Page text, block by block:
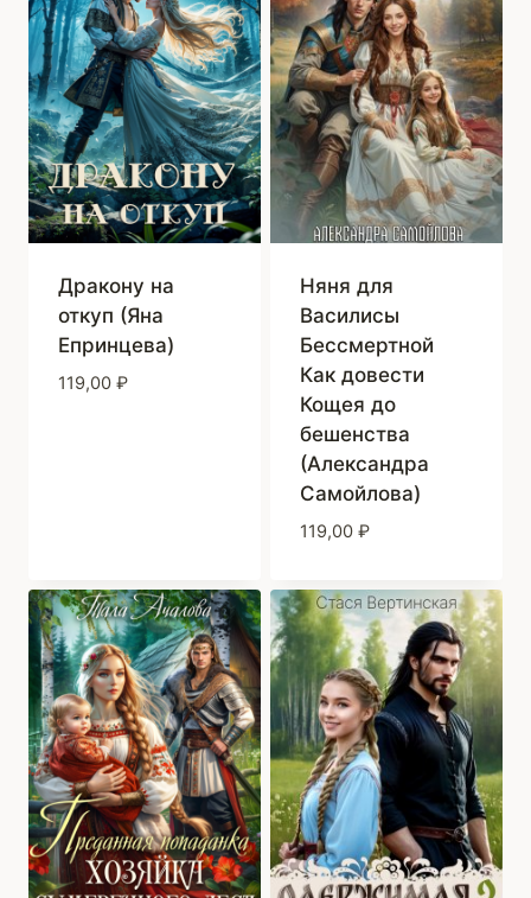
Дракону на
откуп (Яна
Епринцева)
119,00 ₽
Няня для
Василисы
Бессмертной
Как довести
Кощея до
бешенства
(Александра
Самойлова)
119,00 ₽